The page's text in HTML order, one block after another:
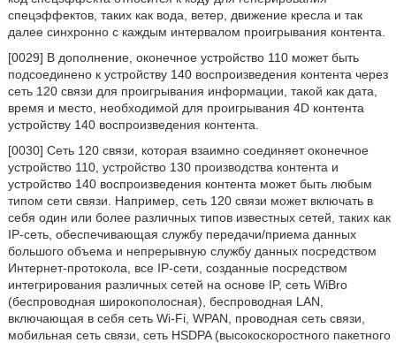
спецэффектов, таких как вода, ветер, движение кресла и так
далее синхронно с каждым интервалом проигрывания контента.
[0029] В дополнение, оконечное устройство 110 может быть
подсоединено к устройству 140 воспроизведения контента через
сеть 120 связи для проигрывания информации, такой как дата,
время и место, необходимой для проигрывания 4D контента
устройству 140 воспроизведения контента.
[0030] Сеть 120 связи, которая взаимно соединяет оконечное
устройство 110, устройство 130 производства контента и
устройство 140 воспроизведения контента может быть любым
типом сети связи. Например, сеть 120 связи может включать в
себя один или более различных типов известных сетей, таких как
IP-сеть, обеспечивающая службу передачи/приема данных
большого объема и непрерывную службу данных посредством
Интернет-протокола, все IP-сети, созданные посредством
интегрирования различных сетей на основе IP, сеть WiBro
(беспроводная широкополосная), беспроводная LAN,
включающая в себя сеть Wi-Fi, WPAN, проводная сеть связи,
мобильная сеть связи, сеть HSDPA (высокоскоростного пакетного